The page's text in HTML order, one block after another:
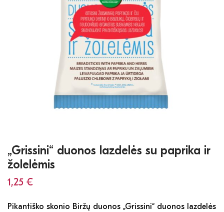
„Grissini“ duonos lazdelės su paprika ir
žolelėmis
1,25 €
Pikantiško skonio Biržų duonos „Grissini“ duonos lazdelės